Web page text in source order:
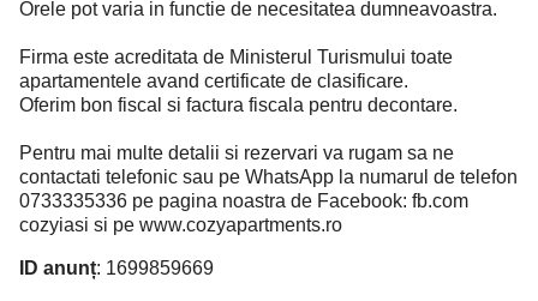
Orele pot varia in functie de necesitatea dumneavoastra.
Firma este acreditata de Ministerul Turismului toate
apartamentele avand certificate de clasificare.
Oferim bon fiscal si factura fiscala pentru decontare.
Pentru mai multe detalii si rezervari va rugam sa ne
contactati telefonic sau pe WhatsApp la numarul de telefon
0733335336 pe pagina noastra de Facebook: fb.com
cozyiasi si pe www.cozyapartments.ro
ID anunț: 1699859669